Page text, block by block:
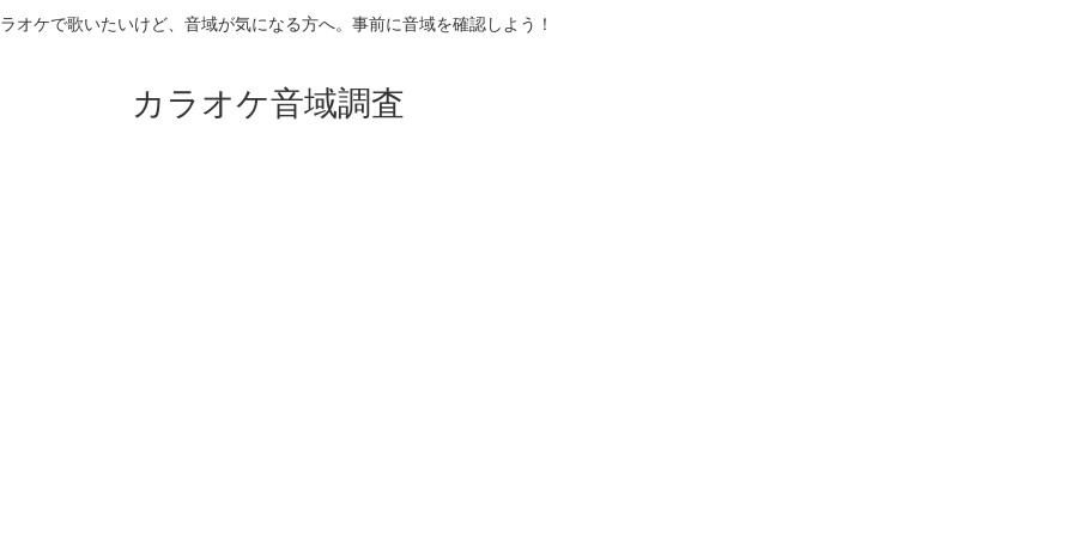
オケで歌いたいけど、音域が気になる方へ。事前に音域を確認しよう！
カラオケ音域調査